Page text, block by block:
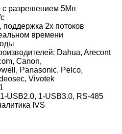
с разрешением 5Мп
2х потоков
времени
Dahua, Arecont
Canon,
Panasonic, Pelco,
Vivotek
USB2.0, 1-USB3.0, RS-485
IVS